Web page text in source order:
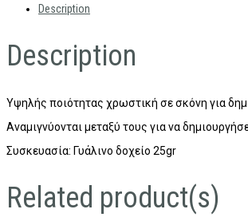
Description
Description
Υψηλής ποιότητας χρωστική σε σκόνη για
Αναμιγνύονται μεταξύ τους για να
Συσκευασία: Γυάλινο δοχείο 25gr
Related product(s)